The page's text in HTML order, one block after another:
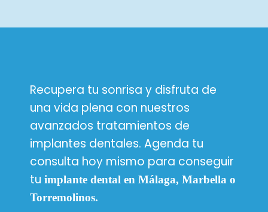
Recupera tu sonrisa y disfruta de
una vida plena con nuestros
avanzados tratamientos de
implantes dentales. Agenda tu
consulta hoy mismo para conseguir
tuimplante dental en Málaga, Marbella o
Torremolinos.